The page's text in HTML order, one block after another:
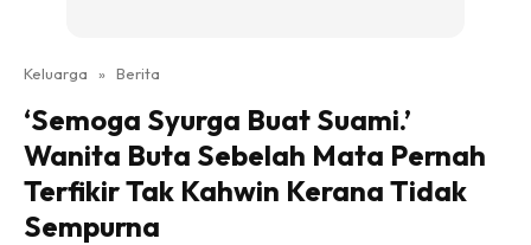
Keluarga » Berita
‘Semoga Syurga Buat Suami.’
Wanita Buta Sebelah Mata Pernah
Terfikir Tak Kahwin Kerana Tidak
Sempurna